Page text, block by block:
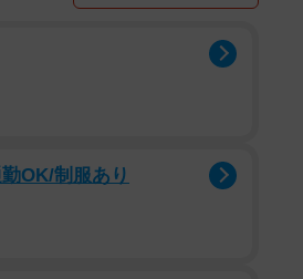
1/2
提供）
OK/制服あり